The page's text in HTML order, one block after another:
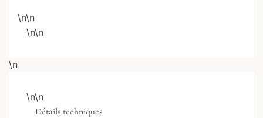
\n\n
\n\n
\n
\n\n
Détails techniques